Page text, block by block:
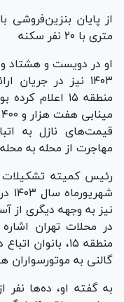
متری با ۲۰ نفر سکنه
۱۴۰۳ نیز در
قیمت‌های نازل به
مهاجرت از محله به
نیز به وجهه دیگری از
در محلات تهران
منطقه ۱۵،
گالنی به موتورسواران
به گفته او، ده‌ها نفر